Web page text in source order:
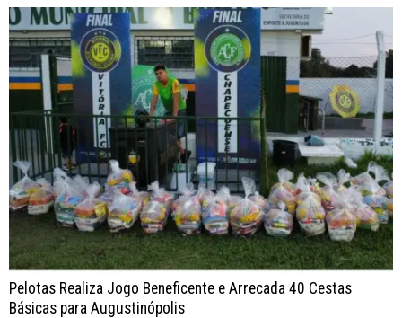
Pelotas Realiza Jogo Beneficente e Arrecada 40 Cestas
Básicas para Augustinópolis